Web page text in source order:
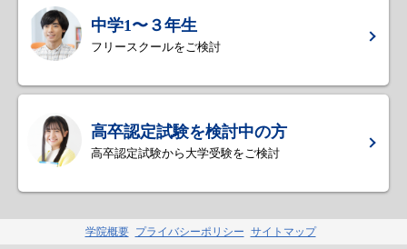
中学1〜３年生
フリースクールをご検討
高卒認定試験を検討中の方
高卒認定試験から大学受験をご検討
学院概要 プライバシーポリシー サイトマップ